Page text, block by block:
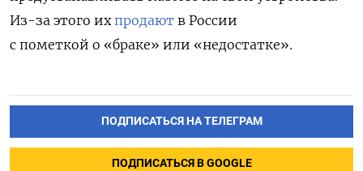
Из-за этого ихпродают в России
с пометкой о «браке» или «недостатке».
ПОДПИСАТЬСЯ НА ТЕЛЕГРАМ
ПОДПИСАТЬСЯ В GOOGLE